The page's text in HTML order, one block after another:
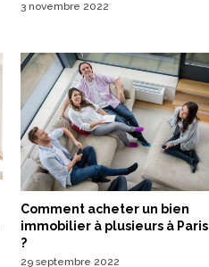
3 novembre 2022
Comment acheter un bien
immobilier à plusieurs à Paris
?
29 septembre 2022